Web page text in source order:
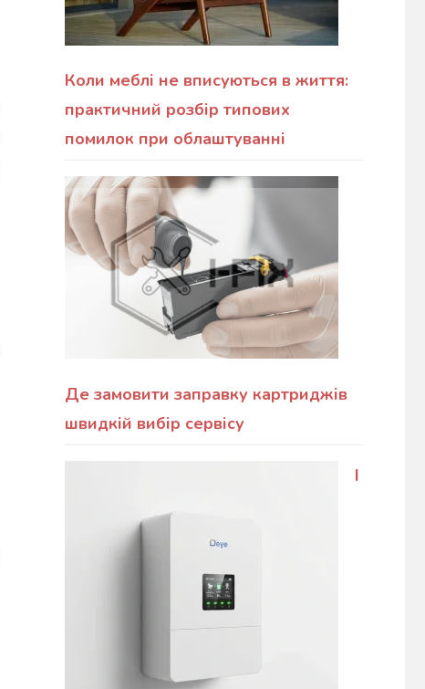
Коли меблі не вписуються в життя:
практичний розбір типових
помилок при облаштуванні
Де замовити заправку картриджів
швидкій вибір сервісу
І